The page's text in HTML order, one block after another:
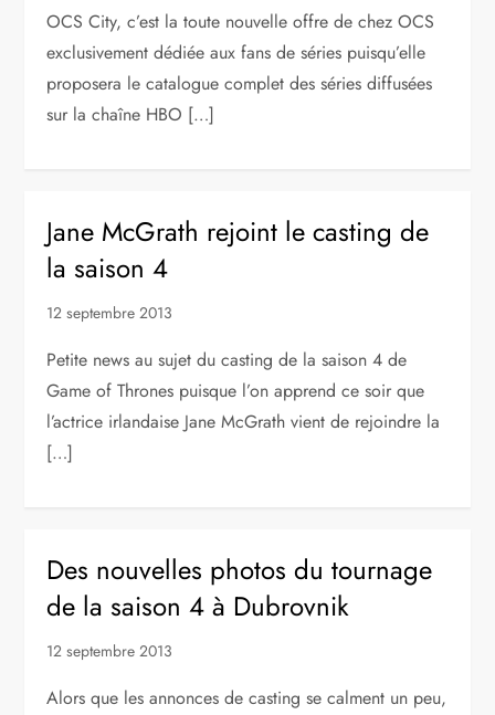
OCS City, c’est la toute nouvelle offre de chez OCS
exclusivement dédiée aux fans de séries puisqu’elle
proposera le catalogue complet des séries diffusées
sur la chaîne HBO […]
Jane McGrath rejoint le casting de
la saison 4
12 septembre 2013
Petite news au sujet du casting de la saison 4 de
Game of Thrones puisque l’on apprend ce soir que
l’actrice irlandaise Jane McGrath vient de rejoindre la
[…]
Des nouvelles photos du tournage
de la saison 4 à Dubrovnik
12 septembre 2013
Alors que les annonces de casting se calment un peu,